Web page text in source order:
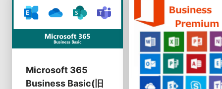
Microsoft 365
Business Basic(旧